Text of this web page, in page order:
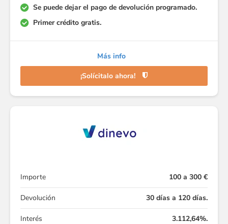
Se puede dejar el pago de devolución programado.
Primer crédito gratis.
Más info
¡Solícitalo ahora!
Importe 100 a 300 €
Devolución 30 días a 120 días.
Interés 3.112,64%.